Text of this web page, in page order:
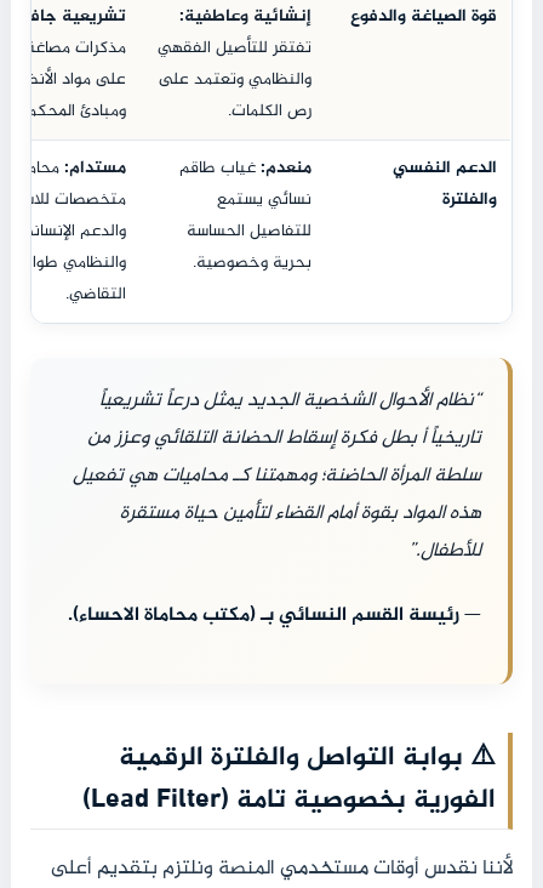
قوة الصياغة والدفوع
إنشائية وعاطفية:
تفتقر للتأصيل الفقهي
والنظامي وتعتمد على
رص الكلمات.
تشريعية جافة
مذكرات مصاغة
على مواد الأنظمة
ومبادئ المحكمة
الدعم النفسي
والفلترة
منعدم: غياب طاقم
نسائي يستمع
للتفاصيل الحساسة
بحرية وخصوصية.
مستدام: محاميات
متخصصات
والدعم الإنساني
والنظامي طوال
التقاضي.
“نظام الأحوال الشخصية الجديد يمثل درعاً تشريعياً
تاريخياً أ بطل فكرة إسقاط الحضانة التلقائي وعزز من
سلطة المرأة الحاضنة؛ ومهمتنا كـ محاميات هي تفعيل
هذه المواد بقوة أمام القضاء لتأمين حياة مستقرة
للأطفال.”
—رئيسة القسم النسائي بـ (مكتب محاماة الاحساء).
⚠️ بوابة التواصل والفلترة الرقمية
الفورية بخصوصية تامة (Lead Filter)
لأننا نقدس أوقات مستخدمي المنصة ونلتزم بتقديم أعلى